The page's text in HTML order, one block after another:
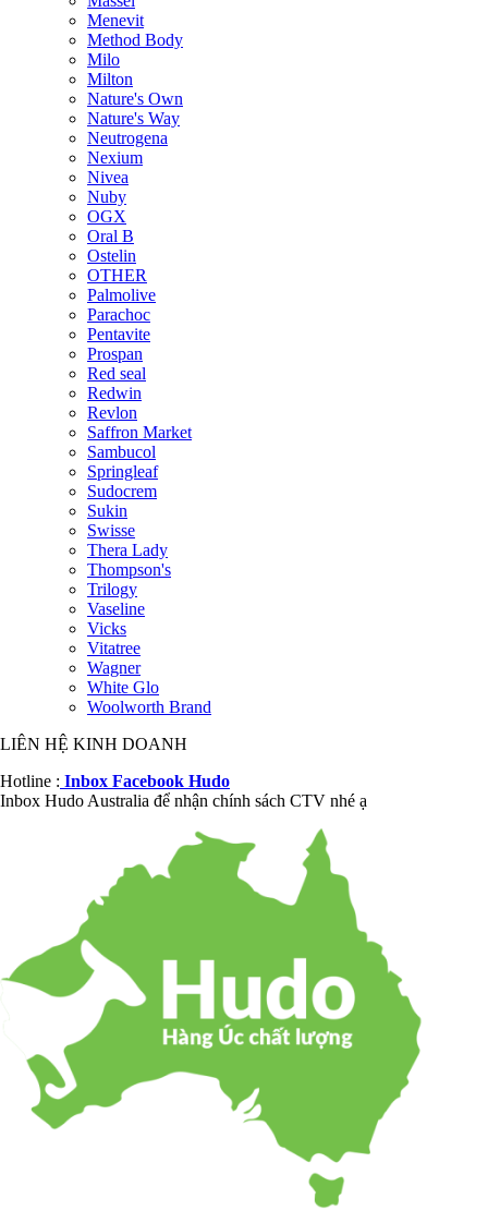
Menevit
Method Body
Milo
Milton
Nature's Own
Nature's Way
Neutrogena
Nexium
Nivea
Nuby
OGX
Oral B
Ostelin
OTHER
Palmolive
Parachoc
Pentavite
Prospan
Red seal
Redwin
Revlon
Saffron Market
Sambucol
Springleaf
Sudocrem
Sukin
Swisse
Thera Lady
Thompson's
Trilogy
Vaseline
Vicks
Vitatree
Wagner
White Glo
Woolworth Brand
LIÊN HỆ KINH DOANH
Hotline : Inbox Facebook Hudo
Inbox Hudo Australia để nhận chính sách CTV nhé ạ